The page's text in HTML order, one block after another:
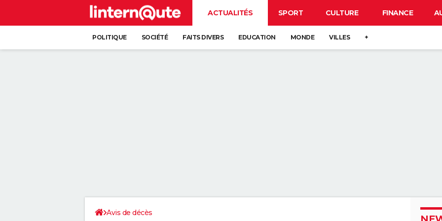
ACTUALITÉS SPORT CULTURE FINANCE
POLITIQUE SOCIÉTÉ FAITS DIVERS EDUCATION MONDE VILLES +
Avis de décès